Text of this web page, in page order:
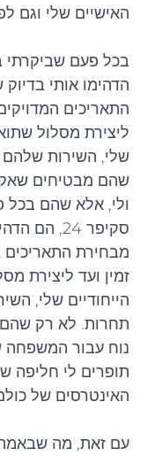
האישיים שלי וגם
הדהימו אותי
התאריכים
ליצירת מסלול
שלי, השירות
שהם מבטיחים
ולי, אלא שהם בכל
סקיפר 24,
מבחירת התאריכים
זמין ועד ליצירת
הייחודיים שלי,
תחרות. לא רק
נוח עבור המשפחה
תופרים לי חליפה
האינטרסים של
עם זאת, מה שבאמת